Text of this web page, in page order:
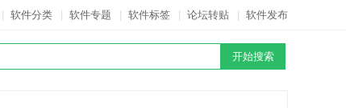
软件分类 软件专题 软件标签 论坛转贴 软件发布